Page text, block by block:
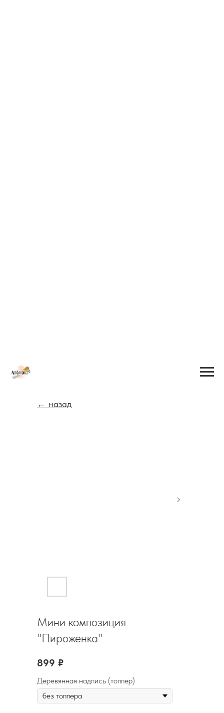
← назад
Мини композиция
"Пироженка"
899 ₽
Деревянная надпись (топпер)